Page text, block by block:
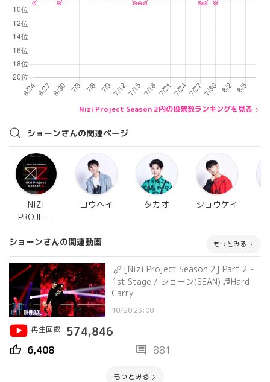
Nizi Project Season 2内の投票数ランキングを見る
ショーンさんの関連ページ
NIZI
PROJECT
コウヘイ タカオ ショウケイ
ショーンさんの関連動画 もっとみる
[Nizi Project Season 2] Part 2 -
1st Stage / ショーン(SEAN) ♬Hard
Carry
10/20 23:00
再生回数
574,846
thumb_up 6,408 comment 881
もっとみる